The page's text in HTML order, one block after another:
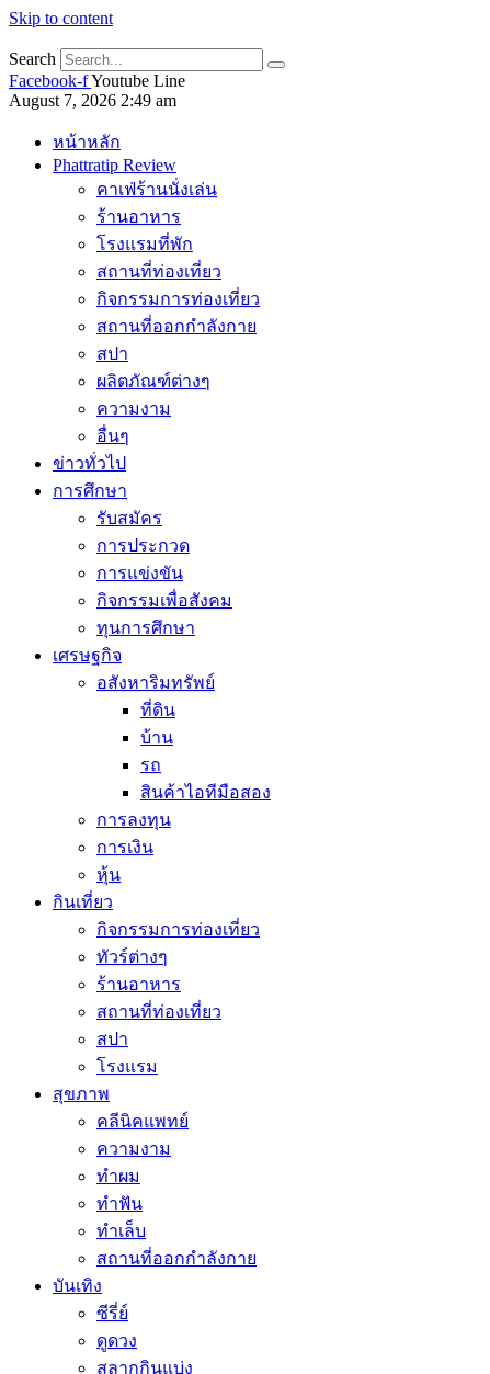
Skip to content
Search
Facebook-fYoutube Line
August 7, 2026 2:49 am
หน้าหลัก
Phattratip Review
คาเฟ่ร้านนั่งเล่น
ร้านอาหาร
โรงแรมที่พัก
สถานที่ท่องเที่ยว
กิจกรรมการท่องเที่ยว
สถานที่ออกกำลังกาย
สปา
ผลิตภัณฑ์ต่างๆ
ความงาม
อื่นๆ
ข่าวทั่วไป
การศึกษา
รับสมัคร
การประกวด
การแข่งขัน
กิจกรรมเพื่อสังคม
ทุนการศึกษา
เศรษฐกิจ
อสังหาริมทรัพย์
ที่ดิน
บ้าน
รถ
สินค้าไอทีมือสอง
การลงทุน
การเงิน
หุ้น
กินเที่ยว
กิจกรรมการท่องเที่ยว
ทัวร์ต่างๆ
ร้านอาหาร
สถานที่ท่องเที่ยว
สปา
โรงแรม
สุขภาพ
คลีนิคแพทย์
ความงาม
ทำผม
ทำฟัน
ทำเล็บ
สถานที่ออกกำลังกาย
บันเทิง
ซีรี่ย์
ดูดวง
สลากกินแบ่ง